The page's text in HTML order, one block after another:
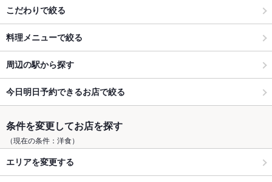
こだわりで絞る
料理メニューで絞る
周辺の駅から探す
今日明日予約できるお店で絞る
条件を変更してお店を探す
（現在の条件：洋食）
エリアを変更する